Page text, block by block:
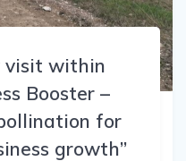
visit within
Booster –
for
growth”